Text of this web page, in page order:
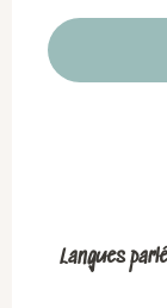
Langues
Langues